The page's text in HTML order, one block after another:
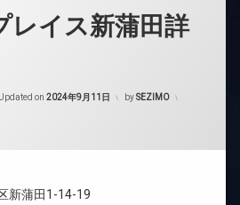
レイス新蒲田詳
Updated on 2024年9月11日 bySEZIMO
蒲田1-14-19